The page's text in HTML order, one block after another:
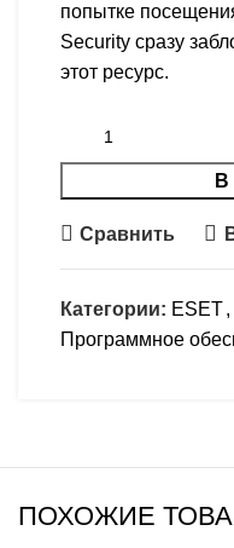
попытке
Security сразу
этот ресурс.
Сравнить
Категории: ESET,
Программное
ПОХОЖИЕ